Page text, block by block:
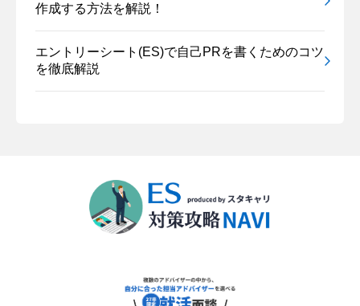
作成する方法を解説！
エントリーシート(ES)で自己PRを書くためのコツ
を徹底解説